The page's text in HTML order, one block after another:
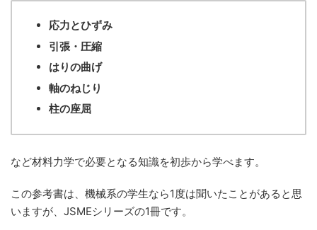
応力とひずみ
引張・圧縮
はりの曲げ
軸のねじり
柱の座屈
など材料力学で必要となる知識を初歩から学べます。
この参考書は、機械系の学生なら1度は聞いたことがあると思
いますが、JSMEシリーズの1冊です。